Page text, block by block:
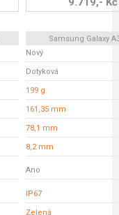
Samsung Galaxy
Nový
Dotyková
199 g
161,35 mm
78,1 mm
8,2 mm
Ano
IP67
Zelená